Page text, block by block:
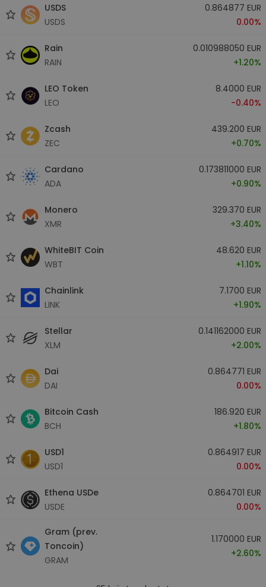
USDS
USDS
0.864877 EUR
0.00%
Rain
RAIN
0.010988050 EUR
+1.20%
LEO Token
LEO
8.4000 EUR
-0.40%
Zcash
ZEC
439.200 EUR
+0.70%
Cardano
ADA
0.173811000 EUR
+0.90%
Monero
XMR
329.370 EUR
+3.40%
WhiteBIT Coin
WBT
48.620 EUR
+1.10%
Chainlink
LINK
7.1700 EUR
+1.90%
Stellar
XLM
0.141162000 EUR
+2.00%
Dai
DAI
0.864771 EUR
0.00%
Bitcoin Cash
BCH
186.920 EUR
+1.80%
USD1
USD1
0.864917 EUR
0.00%
Ethena USDe
USDE
0.864701 EUR
0.00%
Gram (prev.
Toncoin)
GRAM
1.170000 EUR
+2.60%